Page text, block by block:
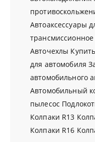
Автоаксессуары
трансмиссионное
Авточехлы
для автомобиля
автомобильного
Автомобильный
пылесос
Колпаки R13
Колпаки R16